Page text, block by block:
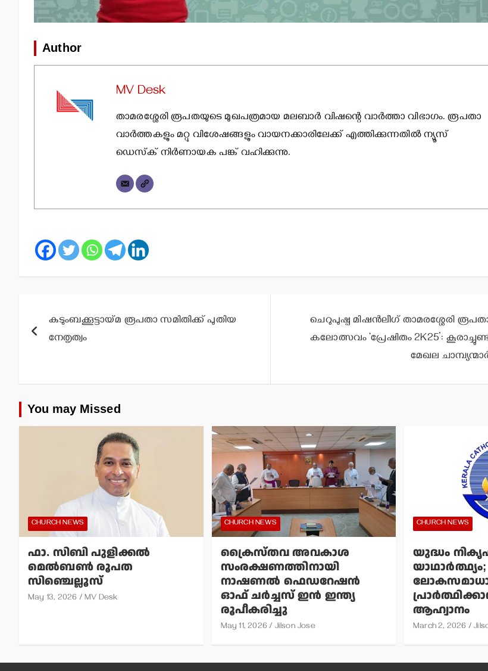
Author
MV Desk
താമരശ്ശേരി രൂപതയുടെ മുഖപത്രമായ മലബാര്‍ വിഷന്റെ വാര്‍ത്താ വിഭാഗം. രൂപതാ
വാര്‍ത്തകളും മറ്റു വിശേഷങ്ങളും വായനക്കാരിലേക്ക് എത്തിക്കുന്നതില്‍ ന്യൂസ്
ഡെസ്‌ക് നിര്‍ണായക പങ്ക് വഹിക്കുന്നു.
navigation
കുടുംബക്കൂട്ടായ്മ രൂപതാ സമിതിക്ക് പുതിയ
നേതൃത്വം
ചെറുപുഷ്പ മിഷന്‍ലീഗ് താമരശ്ശേരി
കലോത്സവം ‘പ്രേഷിതം 2K25’:
മേഖല
You may Missed
CHURCH NEWS
ഫാ. സിബി പുളിക്കല്‍
മെല്‍ബണ്‍ രൂപത
സിഞ്ചെല്ലൂസ്
May 13, 2026 MV Desk
CHURCH NEWS
ക്രൈസ്തവ അവകാശ
സംരക്ഷണത്തിനായി
നാഷണല്‍ ഫെഡറേഷന്‍
ഓഫ് ചര്‍ച്ചസ് ഇന്‍ ഇന്ത്യ
രൂപീകരിച്ചു
May 11, 2026 Jilson Jose
CHURCH NEWS
യുദ്ധം
യാഥാര്‍ത്ഥ്യം;
ആഹ്വാനം
March 2, 2026